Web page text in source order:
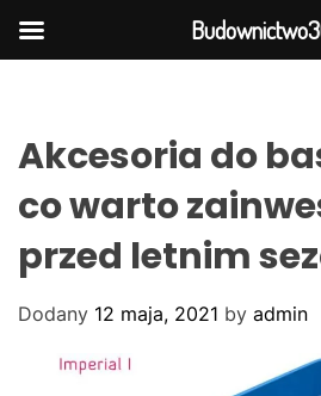
Akcesoria do
co warto
przed letnim
Dodany 12 maja, 2021 by admin